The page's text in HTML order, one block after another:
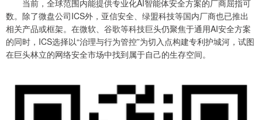
当前，全球范围内能提供专业化AI智能体安全方案的厂商屈指可
数。除了微盘公司ICS外，亚信安全、绿盟科技等国内厂商也已推出
相关产品或框架。在微软、谷歌等科技巨头仍聚焦于通用AI安全方案
的同时，ICS选择以“治理与行为管控”为切入点构建专利护城河，试图
在巨头林立的网络安全市场中找到属于自己的生存空间。